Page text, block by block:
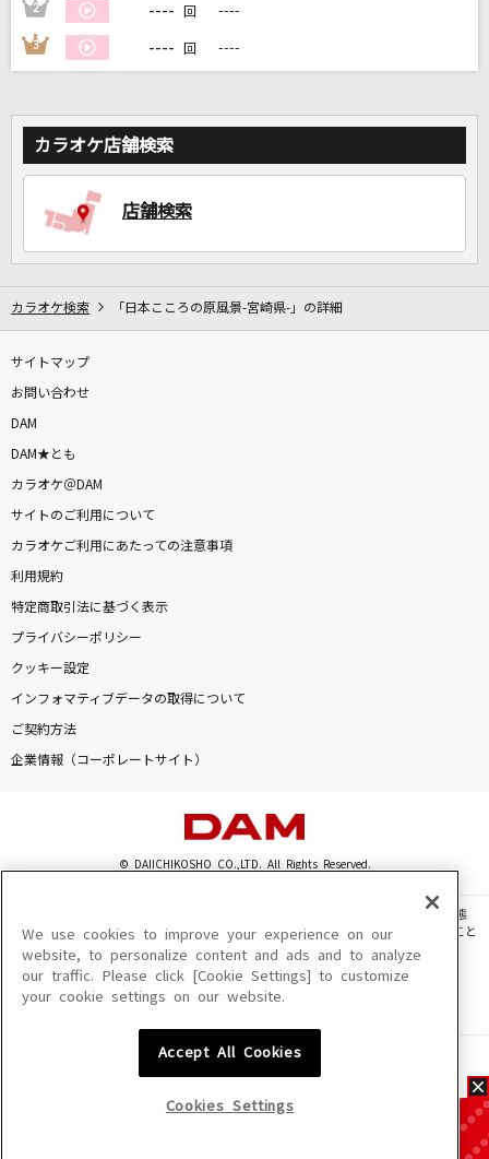
カラオケ最新情報をチェック！
カラオケをもっと楽しもう！
2 ---- 回 ----
3 ---- 回 ----
カラオケ店舗検索
店舗検索
カラオケ検索 「日本こころの原風景-宮崎県-」の詳細
サイトマップ
お問い合わせ
DAM
DAM★とも
カラオケ＠DAM
サイトのご利用について
カラオケご利用にあたっての注意事項
利用規約
特定商取引法に基づく表示
プライバシーポリシー
クッキー設定
インフォマティブデータの取得について
ご契約方法
企業情報（コーポレートサイト）
© DAIICHIKOSHO CO.,LTD. All Rights Reserved.
このサイトに掲載されている一切の文章・画像・写真・動画・音声等を、手段や形態
を問わず、著作権法の定める範囲を超えて無断で複製、転載、ファイル化などすること
を禁じます。
楽曲及びコンテンツは、機種によりご利用いただけない場合があります。
楽曲及びコンテンツの配信日、配信内容が変更になる場合があります。
We use cookies to improve your experience on our
website, to personalize content and ads and to analyze
our traffic. Please click [Cookie Settings] to customize
your cookie settings on our website.
Accept All Cookies
Cookies Settings